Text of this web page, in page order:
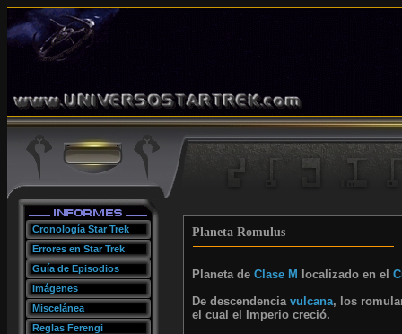
Cronología Star Trek
Errores en Star Trek
Guía de Episodios
Imágenes
Miscelánea
Reglas Ferengi
Planeta Romulus
Planeta deClase M localizado en el
De descendenciavulcana, los
el cual el Imperio creció.